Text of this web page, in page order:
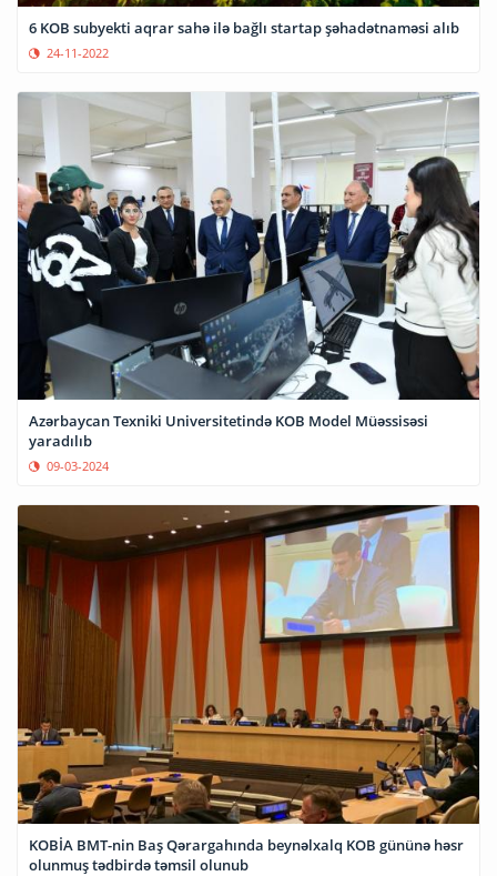
6 KOB subyekti aqrar sahə ilə bağlı startap şəhadətnaməsi alıb
24-11-2022
Azərbaycan Texniki Universitetində KOB Model Müəssisəsi
yaradılıb
09-03-2024
KOBİA BMT-nin Baş Qərargahında beynəlxalq KOB gününə həsr
olunmuş tədbirdə təmsil olunub